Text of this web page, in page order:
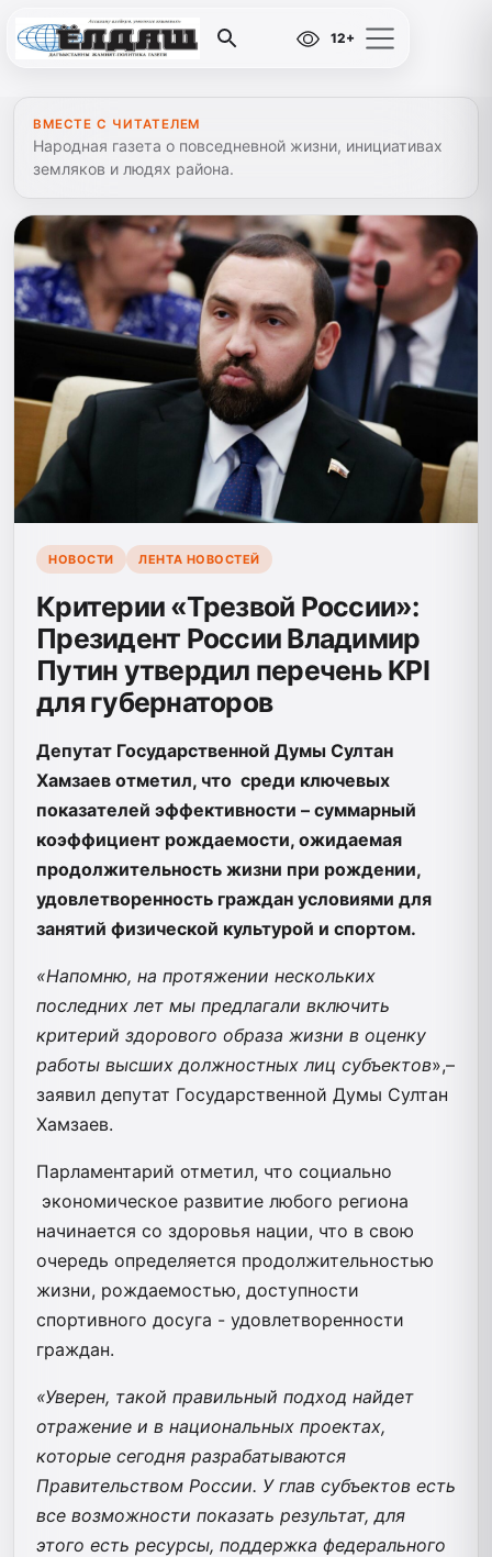
12+
ВМЕСТЕ С ЧИТАТЕЛЕМ
Народная газета о повседневной жизни, инициативах
земляков и людях района.
НОВОСТИ ЛЕНТА НОВОСТЕЙ
Критерии «Трезвой России»:
Президент России Владимир
Путин утвердил перечень KPI
для губернаторов
Депутат Государственной Думы Султан
Хамзаев отметил, что среди ключевых
показателей эффективности – суммарный
коэффициент рождаемости, ожидаемая
продолжительность жизни при рождении,
удовлетворенность граждан условиями для
занятий физической культурой и спортом.
«Напомню, на протяжении нескольких
последних лет мы предлагали включить
критерий здорового образа жизни в оценку
работы высших должностных лиц субъектов»,–
заявил депутат Государственной Думы Султан
Хамзаев.
Парламентарий отметил, что социально
экономическое развитие любого региона
начинается со здоровья нации, что в свою
очередь определяется продолжительностью
жизни, рождаемостью, доступности
спортивного досуга - удовлетворенности
граждан.
«Уверен, такой правильный подход найдет
отражение и в национальных проектах,
которые сегодня разрабатываются
Правительством России. У глав субъектов есть
все возможности показать результат, для
этого есть ресурсы, поддержка федерального